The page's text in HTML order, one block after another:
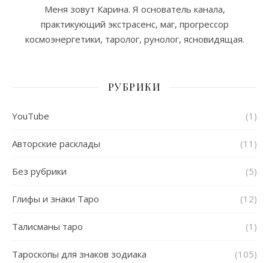
Меня зовут Карина. Я основатель канала,
практикующий экстрасенс, маг, прогрессор
космоэнергетики, таролог, рунолог, ясновидящая.
РУБРИКИ
YouTube (1)
Авторские расклады (11)
Без рубрики (5)
Глифы и знаки Таро (12)
Талисманы таро (1)
Тароскопы для знаков зодиака (105)